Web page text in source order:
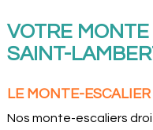
VOTRE
SAINT-
LE MONTE-
Nos monte-escaliers